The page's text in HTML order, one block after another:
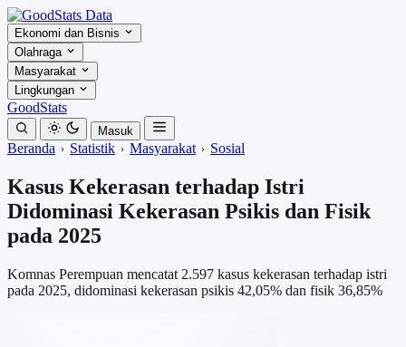
Ekonomi dan Bisnis
Olahraga
Masyarakat
Lingkungan
GoodStats
Masuk
Beranda Statistik Masyarakat Sosial
Kasus Kekerasan terhadap Istri
Didominasi Kekerasan Psikis dan Fisik
pada 2025
Komnas Perempuan mencatat 2.597 kasus kekerasan terhadap istri
pada 2025, didominasi kekerasan psikis 42,05% dan fisik 36,85%